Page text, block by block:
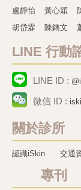
盧靜怡 黃心穎
胡岱霖
陳鏘文
LINE 行動
LINE ID :
微信 ID :
關於診所
認識iSkin 交通
專刊